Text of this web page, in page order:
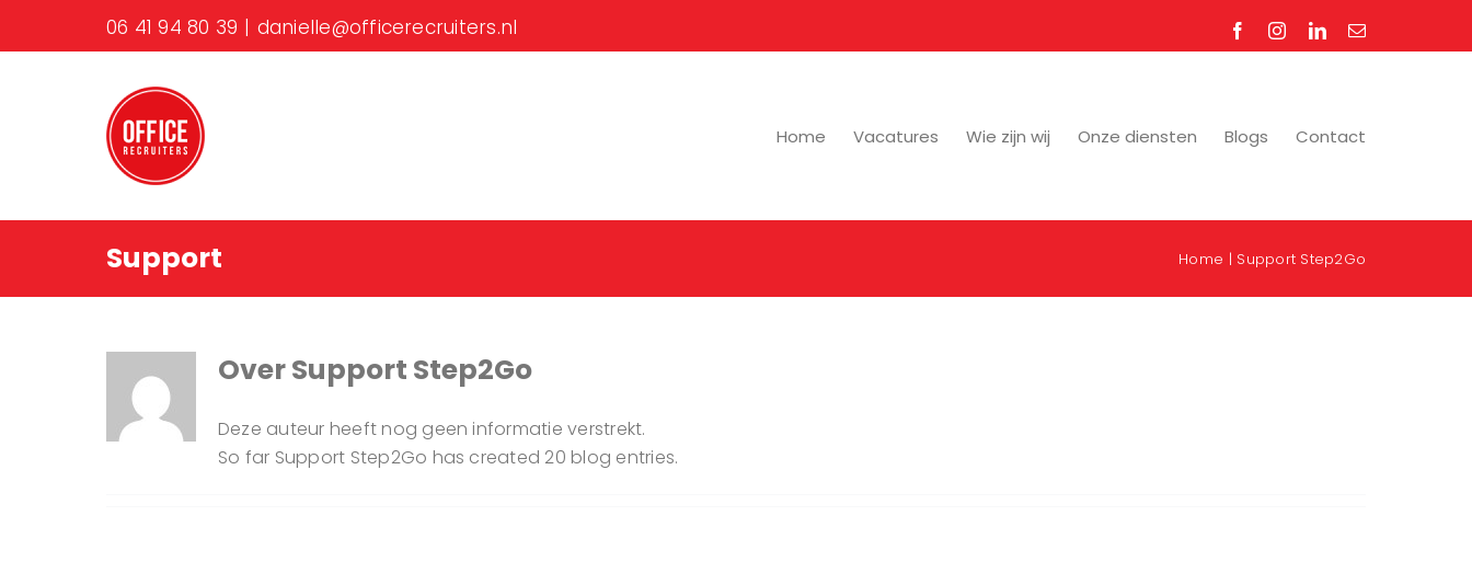
06 41 94 80 39 | danielle@officerecruiters.nl FacebookInstagramLinkedIn
E-
Home Vacatures Wie zijn wij Onze diensten Blogs Contact
Support Home Support Step2Go
OverSupport Step2Go
Deze auteur heeft nog geen informatie verstrekt.
So far Support Step2Go has created 20 blog entries.